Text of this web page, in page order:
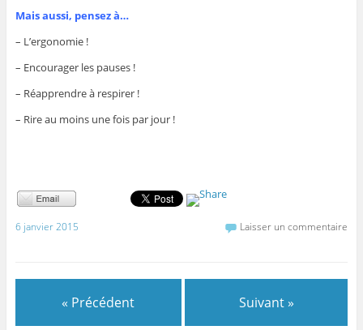
Mais aussi, pensez à…
– L’ergonomie !
– Encourager les pauses !
– Réapprendre à respirer !
– Rire au moins une fois par jour !
6 janvier 2015 Laisser un commentaire
« Précédent Suivant »